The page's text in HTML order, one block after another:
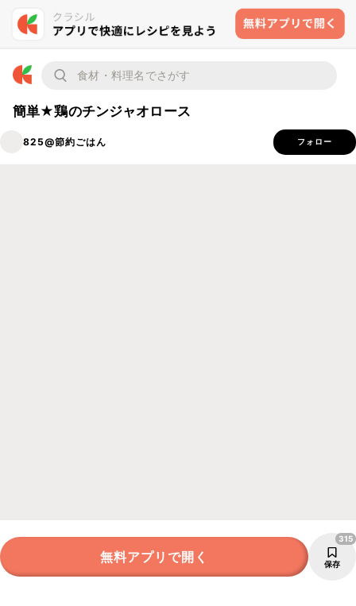
簡単★鶏のチンジャオロース
825@節約ごはん フォロー
無料アプリで開く 保存
315